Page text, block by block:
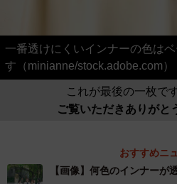
一番透けにくいインナーの色は
す（minianne/stock.adobe.com）
これが最後の一枚で
ご覧いただきありがと
おすすめニ
【画像】何色のインナーが